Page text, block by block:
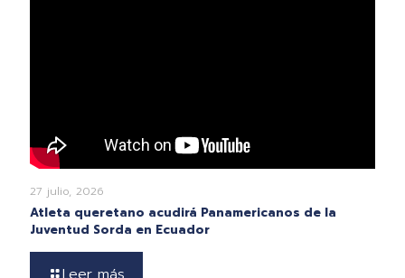
27 julio, 2026
Atleta queretano acudirá Panamericanos de la
Juventud Sorda en Ecuador